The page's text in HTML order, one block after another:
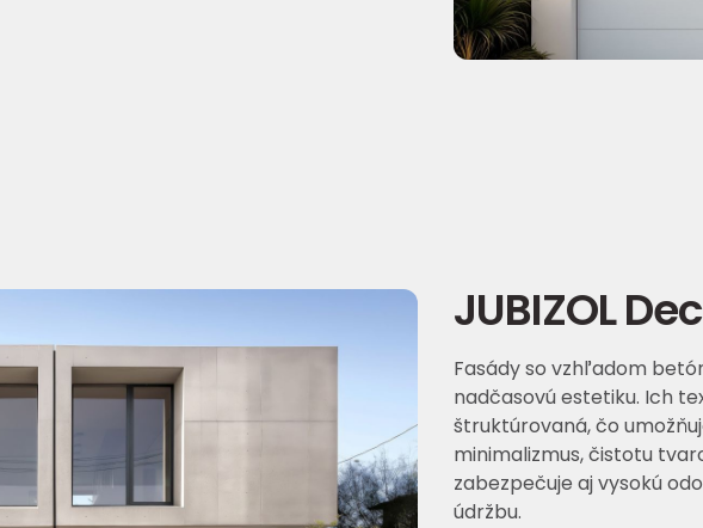
JUBIZOL
Fasády so vzhľadom
nadčasovú estetiku. Ich
štruktúrovaná, čo
minimalizmus, čistotu
zabezpečuje aj vysokú
údržbu.